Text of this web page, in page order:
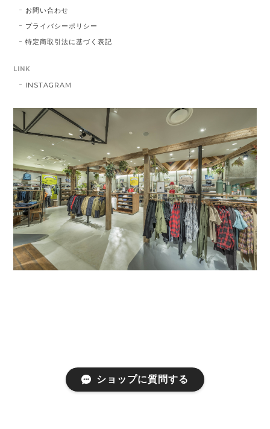
お問い合わせ
プライバシーポリシー
特定商取引法に基づく表記
LINK
INSTAGRAM
ショップに質問する